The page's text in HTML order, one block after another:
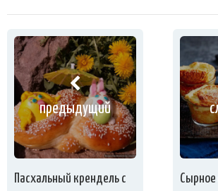
предыдущий
Пасхальный крендель с
Сырное